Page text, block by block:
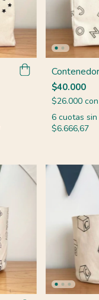
$40.000
$26.000 con
6 cuotas
$6.666,67